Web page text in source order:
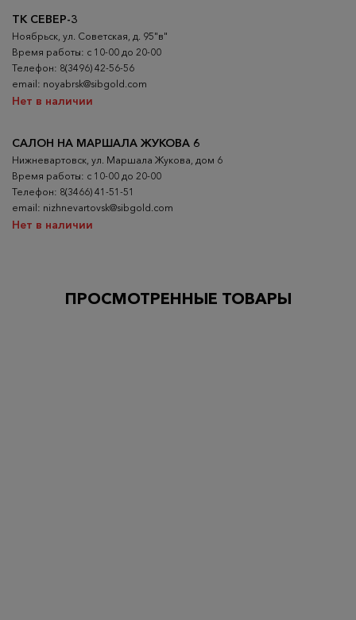
ТК СЕВЕР-3
Ноябрьск, ул. Советская, д. 95"в"
Время работы: с 10-00 до 20-00
Телефон: 8(3496) 42-56-56
email: noyabrsk@sibgold.com
Нет в наличии
САЛОН НА МАРШАЛА ЖУКОВА 6
Нижневартовск, ул. Маршала Жукова, дом 6
Время работы: с 10-00 до 20-00
Телефон: 8(3466) 41-51-51
email: nizhnevartovsk@sibgold.com
Нет в наличии
ПРОСМОТРЕННЫЕ ТОВАРЫ